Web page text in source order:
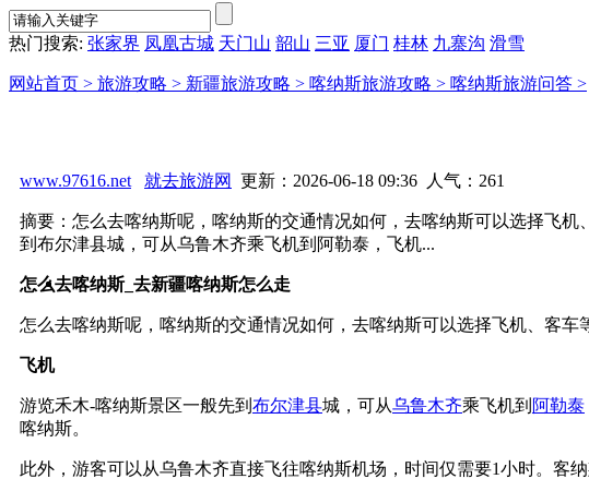
热门搜索: 张家界 凤凰古城 天门山 韶山 三亚 厦门 桂林 九寨沟 滑雪
网站首页 > 旅游攻略 > 新疆旅游攻略 > 喀纳斯旅游攻略 > 喀纳斯旅游问答 >
www.97616.net
就去旅游网 更新：2026-06-18 09:36 人气： 261
摘要：怎么去喀纳斯呢，喀纳斯的交通情况如何，去喀纳斯可以选择飞
到布尔津县城，可从乌鲁木齐乘飞机到阿勒泰，飞机...
怎么去喀纳斯_去新疆喀纳斯怎么走
怎么去喀纳斯呢，喀纳斯的交通情况如何，去喀纳斯可以选择飞机、客
飞机
游览禾木-喀纳斯景区一般先到 布尔津县城，可从乌鲁木齐乘飞机到 阿勒泰
喀纳斯。
此外，游客可以从乌鲁木齐直接飞往喀纳斯机场，时间仅需要1小时。客